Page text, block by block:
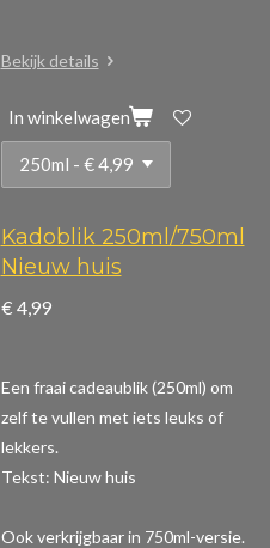
Bekijk details
In winkelwagen
Kadoblik 250ml/750ml
Nieuw huis
€ 4,99
Een fraai cadeaublik (250ml) om
zelf te vullen met iets leuks of
lekkers.
Tekst: Nieuw huis
Ook verkrijgbaar in 750ml-versie.